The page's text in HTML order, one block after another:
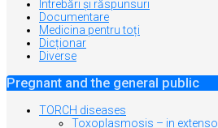
Întrebări şi răspunsuri
Documentare
Medicina pentru toți
Dicționar
Diverse
Pregnant and the general public
TORCH diseases
Toxoplasmosis – in extenso